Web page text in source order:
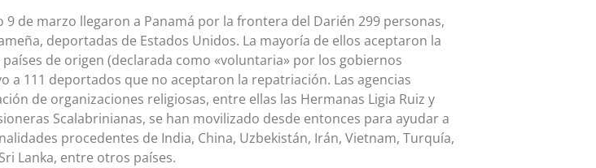
9 de marzo llegaron a Panamá por la frontera del Darién 299 personas,
deportadas de Estados Unidos. La mayoría de ellos aceptaron la
de origen (declarada como «voluntaria» por los gobiernos
a 111 deportados que no aceptaron la repatriación. Las agencias
de organizaciones religiosas, entre ellas las Hermanas Ligia Ruiz y
Scalabrinianas, se han movilizado desde entonces para ayudar a
procedentes de India, China, Uzbekistán, Irán, Vietnam, Turquía,
Lanka, entre otros países.